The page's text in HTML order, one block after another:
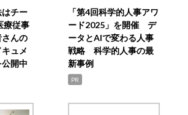
チー
従事
んの
ュメ
開中
「第4回科学的人事アワ
ード2025」を開催 デ
ータとAIで変わる人事
戦略 科学的人事の最
新事例
PR